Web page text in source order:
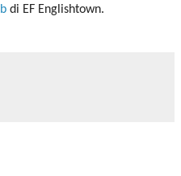
di EF Englishtown.